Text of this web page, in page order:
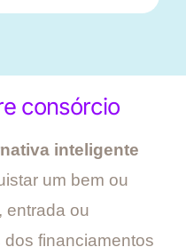
consórcio
inteligente
um bem ou
entrada ou
financiamentos